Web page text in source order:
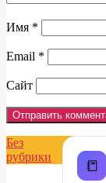
Имя *
Email *
Сайт
📒
Без
рубрики